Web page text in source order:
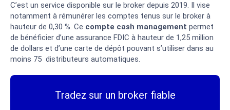
C’est un service disponible sur le broker depuis 2019. Il vise
notamment à rémunérer les comptes tenus sur le broker à
hauteur de 0,30 %. Ce compte cash management permet
de bénéficier d’une assurance FDIC à hauteur de 1,25 million
de dollars et d’une carte de dépôt pouvant s’utiliser dans au
moins 75 distributeurs automatiques.
Tradez sur un broker fiable